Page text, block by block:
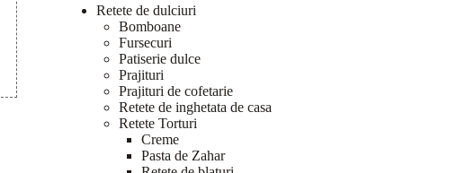
Retete de dulciuri
Bomboane
Fursecuri
Patiserie dulce
Prajituri
Prajituri de cofetarie
Retete de inghetata de casa
Retete Torturi
Creme
Pasta de Zahar